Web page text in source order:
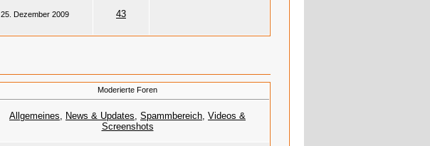
25. Dezember 2009 43
Moderierte Foren
Allgemeines, News & Updates, Spammbereich, Videos &
Screenshots